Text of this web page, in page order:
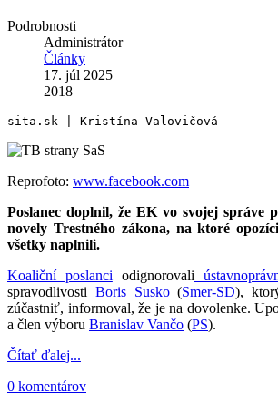
Podrobnosti
Administrátor
Články
17. júl 2025
2018
sita.sk | Kristína Valovičová
Reprofoto: www.facebook.com
Poslanec doplnil, že EK vo svojej správe
novely Trestného zákona, na ktoré
všetky naplnili.
Koaliční poslanci odignorovali
spravodlivosti Boris Susko(Smer-SD),
zúčastniť, informoval, že je na dovolenke.
a člen výboru Branislav Vančo (PS).
Čítať ďalej...
0 komentárov